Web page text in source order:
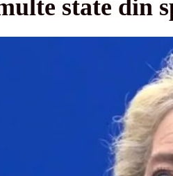
state din